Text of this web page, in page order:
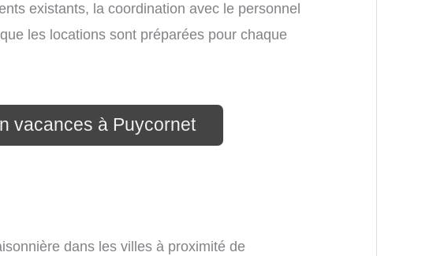
existants, la coordination avec le personnel
les locations sont préparées pour chaque
vacances à Puycornet
dans les villes à proximité de